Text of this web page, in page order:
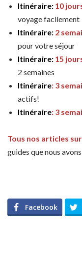
Itinéraire: 10
voyage facilement
Itinéraire: 2
pour votre séjour
Itinéraire: 15
2 semaines
Itinéraire: 3
actifs!
Itinéraire: 3
Tous nos articles
guides que nous
Facebook